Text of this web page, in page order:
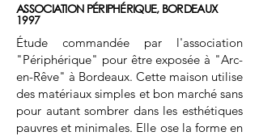
ASSOCIATION PÉRIPHÉRIQUE, BORDEAUX
1997
Étude commandée par l'association
"Périphérique" pour être exposée à "Arc-
en-Rêve" à Bordeaux. Cette maison utilise
des matériaux simples et bon marché sans
pour autant sombrer dans les esthétiques
pauvres et minimales. Elle ose la forme en